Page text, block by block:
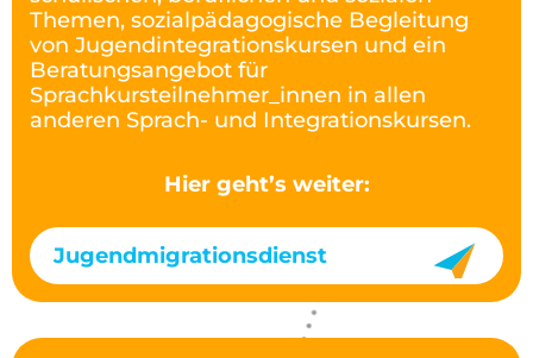
Themen, sozialpädagogische Begleitung
von Jugendintegrationskursen und ein
Beratungsangebot für
Sprachkursteilnehmer_innen in allen
anderen Sprach- und Integrationskursen.
Hier geht’s weiter:
Jugendmigrationsdienst